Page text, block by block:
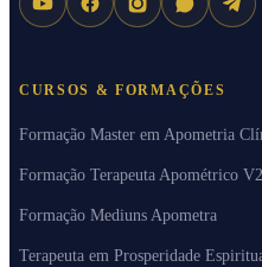
CURSOS & FORMAÇÕES
Formação Master em Apometria
Formação Terapeuta Apométrico V2
Formação Mediuns Apometra
Terapeuta em Prosperidade